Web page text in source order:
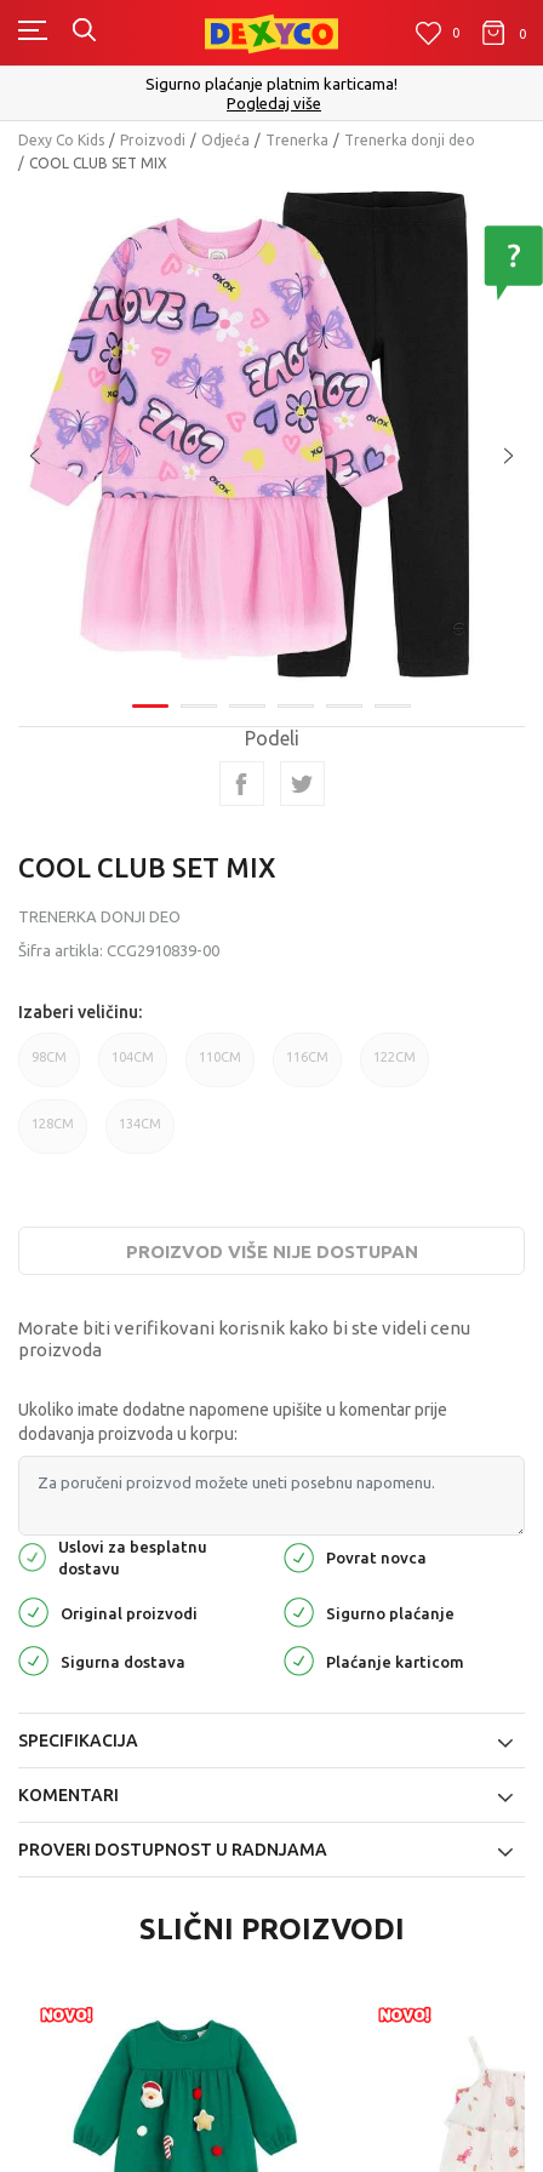
0 0
Sigurno plaćanje platnim karticama!
Pogledaj više
Dexy Co Kids Proizvodi Odjeća Trenerka
Trenerka donji deo
COOL CLUB SET MIX
Podeli
COOL CLUB SET MIX
TRENERKA DONJI DEO
Šifra artikla: CCG2910839-00
Izaberi veličinu:
98CM 104CM 110CM 116CM 122CM
128CM 134CM
PROIZVOD VIŠE NIJE DOSTUPAN
Morate biti verifikovani korisnik kako bi ste videli cenu
proizvoda
Ukoliko imate dodatne napomene upišite u komentar prije
dodavanja proizvoda u korpu:
Uslovi za besplatnu
dostavu
Povrat novca
Original proizvodi Sigurno plaćanje
Sigurna dostava Plaćanje karticom
SPECIFIKACIJA
KOMENTARI
PROVERI DOSTUPNOST U RADNJAMA
SLIČNI PROIZVODI